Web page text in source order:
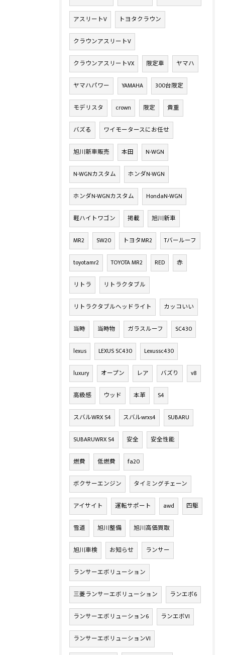
アスリートV トヨタクラウン
クラウンアスリートV
クラウンアスリートVX 限定車 ヤマハ
ヤマハパワー YAMAHA 300台限定
モデリスタ crown 限定 貴重
バズる ワイモータースにお任せ
旭川新車販売 本田 N-WGN
N-WGNカスタム ホンダN-WGN
ホンダN-WGNカスタム HondaN-WGN
軽ハイトワゴン 掲載 旭川新車
MR2 SW20 トヨタMR2 Tバールーフ
toyotamr2 TOYOTA MR2 RED 赤
リトラ リトラクタブル
リトラクタブルヘッドライト カッコいい
当時 当時物 ガラスルーフ SC430
lexus LEXUS SC430 Lexussc430
luxury オープン レア バズり v8
高級感 ウッド 本革 S4
スバルWRX S4 スバルwrxs4 SUBARU
SUBARUWRX S4 安全 安全性能
燃費 低燃費 fa20
ボクサーエンジン タイミングチェーン
アイサイト 運転サポート awd 四駆
雪道 旭川整備 旭川高価買取
旭川車検 お知らせ ランサー
ランサーエボリューション
三菱ランサーエボリューション ランエボ6
ランサーエボリューション6 ランエボVI
ランサーエボリューションVI